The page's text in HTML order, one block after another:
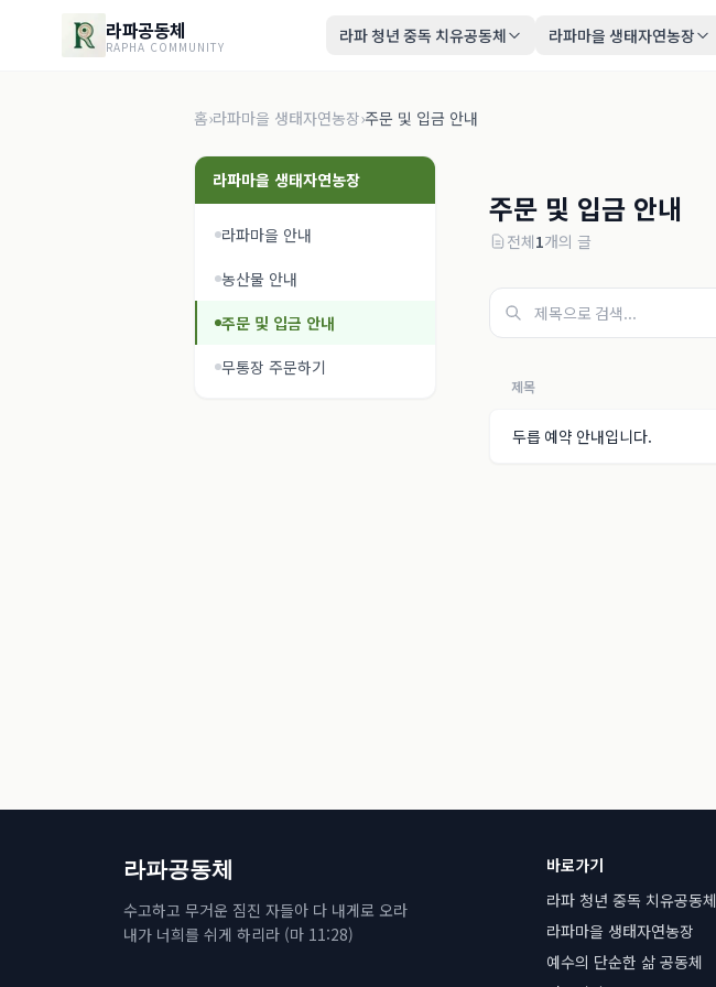
라파공동체
RAPHA COMMUNITY
라파 청년 중독 치유공동체 라파마을 생태자연농장
홈›라파마을 생태자연농장›주문 및 입금 안내
라파마을 생태자연농장
라파마을 안내
농산물 안내
주문 및 입금 안내
무통장 주문하기
주문 및 입금 안내
전체1개의 글
제목
두릅 예약 안내입니다.
라파공동체
수고하고 무거운 짐진 자들아 다 내게로 오라
내가 너희를 쉬게 하리라 (마 11:28)
바로가기
라파 청년 중독 치유공동체
라파마을 생태자연농장
예수의 단순한 삶 공동체